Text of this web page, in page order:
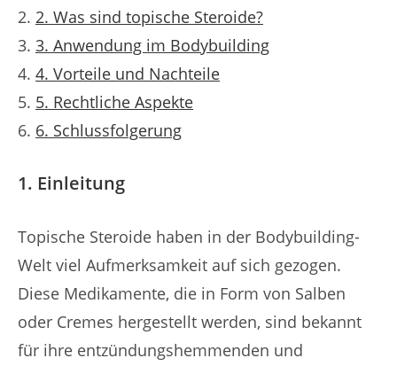
2. Was sind topische Steroide?
3. Anwendung im Bodybuilding
4. Vorteile und Nachteile
5. Rechtliche Aspekte
6. Schlussfolgerung
1. Einleitung
Topische Steroide haben in der Bodybuilding-
Welt viel Aufmerksamkeit auf sich gezogen.
Diese Medikamente, die in Form von Salben
oder Cremes hergestellt werden, sind bekannt
für ihre entzündungshemmenden und